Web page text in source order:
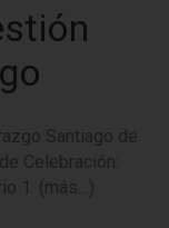
Santiago de
Celebración:
1. (más…)